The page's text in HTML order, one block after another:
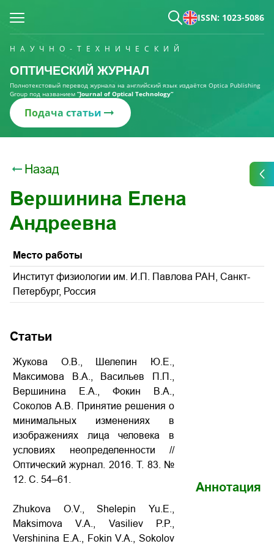
ISSN: 1023-5086
НАУЧНО-ТЕХНИЧЕСКИЙ
ОПТИЧЕСКИЙ ЖУРНАЛ
Полнотекстовый перевод журнала на английский язык издаётся Optica Publishing
Group под названием “Journal of Optical Technology“
Подача статьи
Назад
Вершинина Елена
Андреевна
Место работы
Институт физиологии им. И.П. Павлова РАН, Санкт-
Петербург, Россия
Статьи
Жукова О.В., Шелепин Ю.Е.,
Максимова В.А., Васильев П.П.,
Вершинина Е.А., Фокин В.А.,
Соколов А.В. Принятие решения о
минимальных изменениях в
изображениях лица человека в
условиях неопределенности //
Оптический журнал. 2016. Т. 83. №
12. С. 54–61.
Zhukova O.V., Shelepin Yu.E.,
Maksimova V.A., Vasiliev P.P.,
Vershinina E.A., Fokin V.A., Sokolov
Аннотация